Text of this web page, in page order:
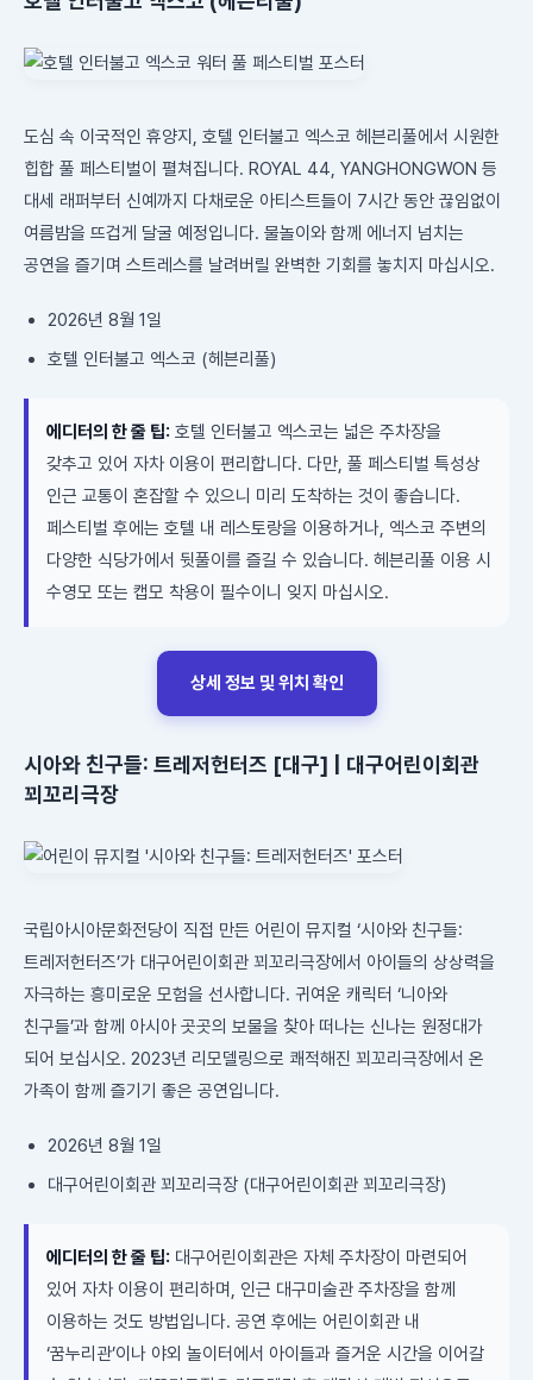
도심 속 이국적인 휴양지, 호텔 인터불고 엑스코 헤븐리풀에서 시원한
힙합 풀 페스티벌이 펼쳐집니다. ROYAL 44, YANGHONGWON 등
대세 래퍼부터 신예까지 다채로운 아티스트들이 7시간 동안 끊임없이
여름밤을 뜨겁게 달굴 예정입니다. 물놀이와 함께 에너지 넘치는
공연을 즐기며 스트레스를 날려버릴 완벽한 기회를 놓치지 마십시오.
2026년 8월 1일
호텔 인터불고 엑스코 (헤븐리풀)
에디터의 한 줄 팁: 호텔 인터불고 엑스코는 넓은 주차장을
갖추고 있어 자차 이용이 편리합니다. 다만, 풀 페스티벌 특성상
인근 교통이 혼잡할 수 있으니 미리 도착하는 것이 좋습니다.
페스티벌 후에는 호텔 내 레스토랑을 이용하거나, 엑스코 주변의
다양한 식당가에서 뒷풀이를 즐길 수 있습니다. 헤븐리풀 이용 시
수영모 또는 캡모 착용이 필수이니 잊지 마십시오.
상세 정보 및 위치 확인
시아와 친구들: 트레저헌터즈 [대구] | 대구어린이회관
꾀꼬리극장
국립아시아문화전당이 직접 만든 어린이 뮤지컬 ‘시아와 친구들:
트레저헌터즈’가 대구어린이회관 꾀꼬리극장에서 아이들의 상상력을
자극하는 흥미로운 모험을 선사합니다. 귀여운 캐릭터 ‘니아와
친구들’과 함께 아시아 곳곳의 보물을 찾아 떠나는 신나는 원정대가
되어 보십시오. 2023년 리모델링으로 쾌적해진 꾀꼬리극장에서 온
가족이 함께 즐기기 좋은 공연입니다.
2026년 8월 1일
대구어린이회관 꾀꼬리극장 (대구어린이회관 꾀꼬리극장)
에디터의 한 줄 팁: 대구어린이회관은 자체 주차장이 마련되어
있어 자차 이용이 편리하며, 인근 대구미술관 주차장을 함께
이용하는 것도 방법입니다. 공연 후에는 어린이회관 내
‘꿈누리관’이나 야외 놀이터에서 아이들과 즐거운 시간을 이어갈